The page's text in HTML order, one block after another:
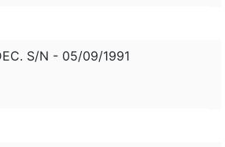
S/N - 05/09/1991